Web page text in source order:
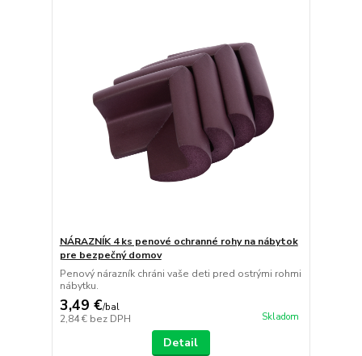
NÁRAZNÍK 4 ks penové ochranné rohy na nábytok
pre bezpečný domov
Penový nárazník chráni vaše deti pred ostrými rohmi
nábytku.
3,49 €/bal
2,84 € bez DPH Skladom
Detail